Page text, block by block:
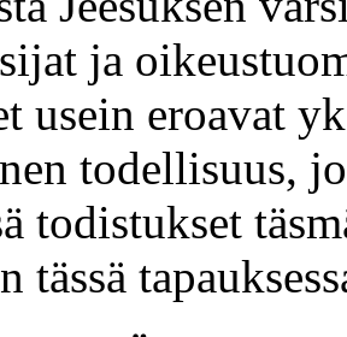
ja
usein eroavat
todellisuus,
todistukset
tässä